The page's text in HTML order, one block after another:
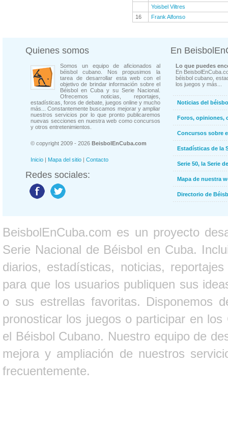
Yoisbel Viltres
16
Frank Alfonso
Quienes somos
Somos un equipo de aficionados al
béisbol cubano. Nos propusimos la
tarea de desarrollar esta web con el
objetivo de brindar información sobre el
Béisbol en Cuba y su Serie Nacional.
Ofrecemos noticias, reportajes,
estadísticas, foros de debate, juegos online y mucho
más... Constantemente buscamos mejorar y ampliar
nuestros servicios por lo que pronto publicaremos
nuevas secciones en nuestra web como concursos
y otros entretenimientos.
© copyright 2009 - 2026 BeisbolEnCuba.com
Inicio | Mapa del sitio | Contacto
Redes sociales:
En
Lo que puedes
En
béisbol cubano,
los juegos y más...
Noticias del
Foros, opiniones,
Concursos sobre
Estadísticas de la
Serie 50, la Serie
Mapa de nuestra
Directorio de
BeisbolEnCuba.com es un proyecto
Serie Nacional de Béisbol en Cuba.
diarios, estadísticas, noticias,
para que los usuarios publiquen sus
o sus estrellas favoritas. Disponemos
pronosticar los juegos o participar en
el Béisbol Cubano. Nuestro equipo de
mejora y ampliación de nuestros
frecuentemente.